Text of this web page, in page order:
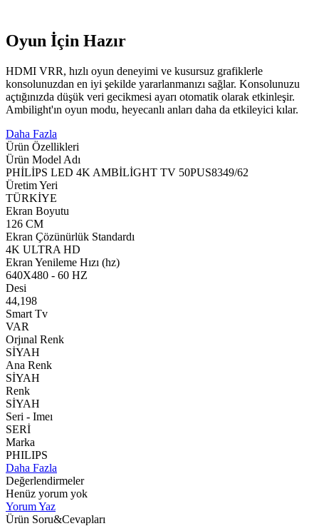
Oyun İçin Hazır
HDMI VRR, hızlı oyun deneyimi ve kusursuz grafiklerle
konsolunuzdan en iyi şekilde yararlanmanızı sağlar. Konsolunuzu
açtığınızda düşük veri gecikmesi ayarı otomatik olarak etkinleşir.
Ambilight'ın oyun modu, heyecanlı anları daha da etkileyici kılar.
Daha Fazla
Ürün Özellikleri
Ürün Model Adı
PHİLİPS LED 4K AMBİLİGHT TV 50PUS8349/62
Üretim Yeri
TÜRKİYE
Ekran Boyutu
126 CM
Ekran Çözünürlük Standardı
4K ULTRA HD
Ekran Yenileme Hızı (hz)
640X480 - 60 HZ
Desi
44,198
Smart Tv
VAR
Orjınal Renk
SİYAH
Ana Renk
SİYAH
Renk
SİYAH
Seri - Imeı
SERİ
Marka
PHILIPS
Daha Fazla
Değerlendirmeler
Henüz yorum yok
Yorum Yaz
Ürün Soru&Cevapları